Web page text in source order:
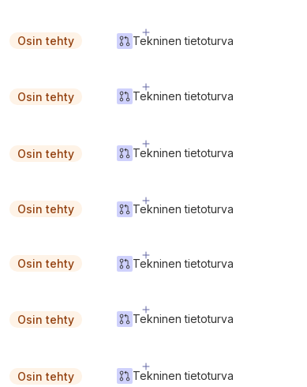
Osin tehty Tekninen tietoturva
Osin tehty Tekninen tietoturva
Osin tehty Tekninen tietoturva
Osin tehty Tekninen tietoturva
Osin tehty Tekninen tietoturva
Osin tehty Tekninen tietoturva
Osin tehty Tekninen tietoturva